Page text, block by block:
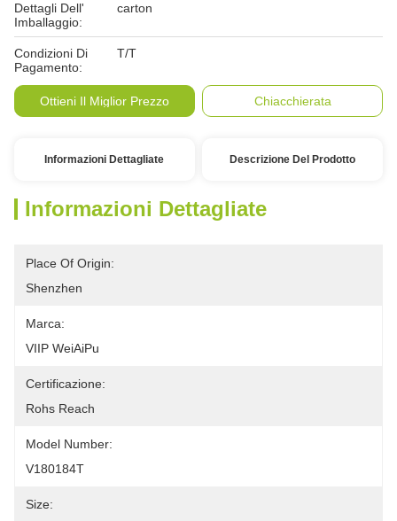
Dettagli Dell'
Imballaggio:
carton
Condizioni Di
Pagamento:
T/T
Ottieni Il Miglior Prezzo Chiacchierata
Informazioni Dettagliate Descrizione Del Prodotto
Informazioni Dettagliate
Place Of Origin:
Shenzhen
Marca:
VIIP WeiAiPu
Certificazione:
Rohs Reach
Model Number:
V180184T
Size: